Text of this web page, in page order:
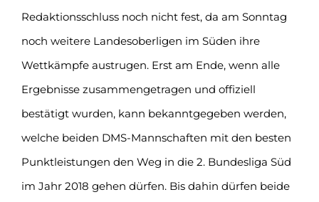
Redaktionsschluss noch nicht fest, da am Sonntag
noch weitere Landesoberligen im Süden ihre
Wettkämpfe austrugen. Erst am Ende, wenn alle
Ergebnisse zusammengetragen und offiziell
bestätigt wurden, kann bekanntgegeben werden,
welche beiden DMS-Mannschaften mit den besten
Punktleistungen den Weg in die 2. Bundesliga Süd
im Jahr 2018 gehen dürfen. Bis dahin dürfen beide